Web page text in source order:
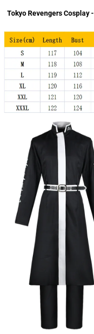
Tokyo Revengers Cosplay